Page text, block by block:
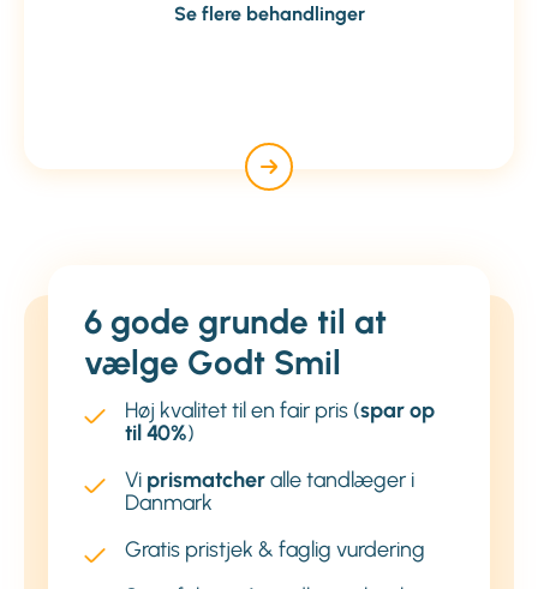
Se flere behandlinger
6 gode grunde til at
vælge Godt Smil
Høj kvalitet til en fair pris (spar op
til 40%)
Vi prismatcheralle tandlæger i
Danmark
Gratis pristjek & faglig vurdering